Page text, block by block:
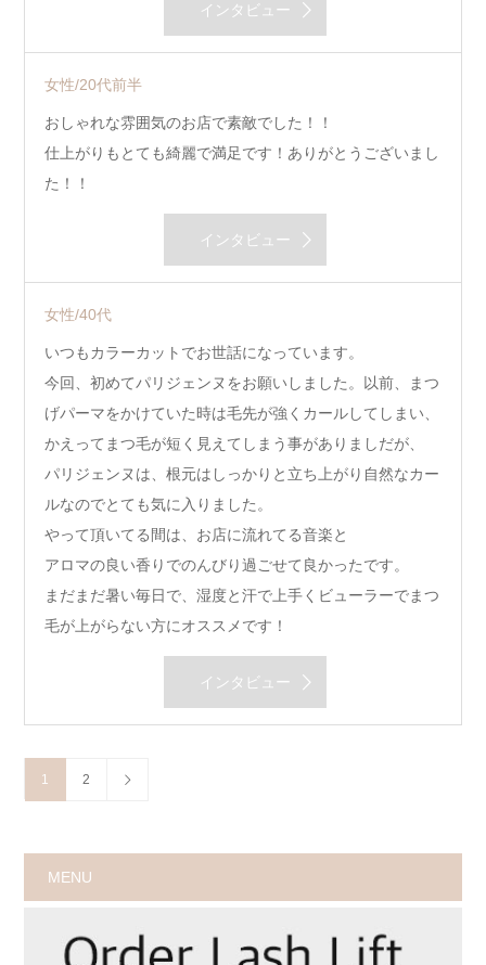
インタビュー
女性/20代前半
おしゃれな雰囲気のお店で素敵でした！！
仕上がりもとても綺麗で満足です！ありがとうございまし
た！！
インタビュー
女性/40代
いつもカラーカットでお世話になっています。
今回、初めてパリジェンヌをお願いしました。以前、まつ
げパーマをかけていた時は毛先が強くカールしてしまい、
かえってまつ毛が短く見えてしまう事がありましだが、
パリジェンヌは、根元はしっかりと立ち上がり自然なカー
ルなのでとても気に入りました。
やって頂いてる間は、お店に流れてる音楽と
アロマの良い香りでのんびり過ごせて良かったです。
まだまだ暑い毎日で、湿度と汗で上手くビューラーでまつ
毛が上がらない方にオススメです！
インタビュー
1 2
MENU